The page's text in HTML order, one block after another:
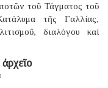
τοῦ Τάγματος τοῦ
τῆς Γαλλίας,
διαλόγου καί